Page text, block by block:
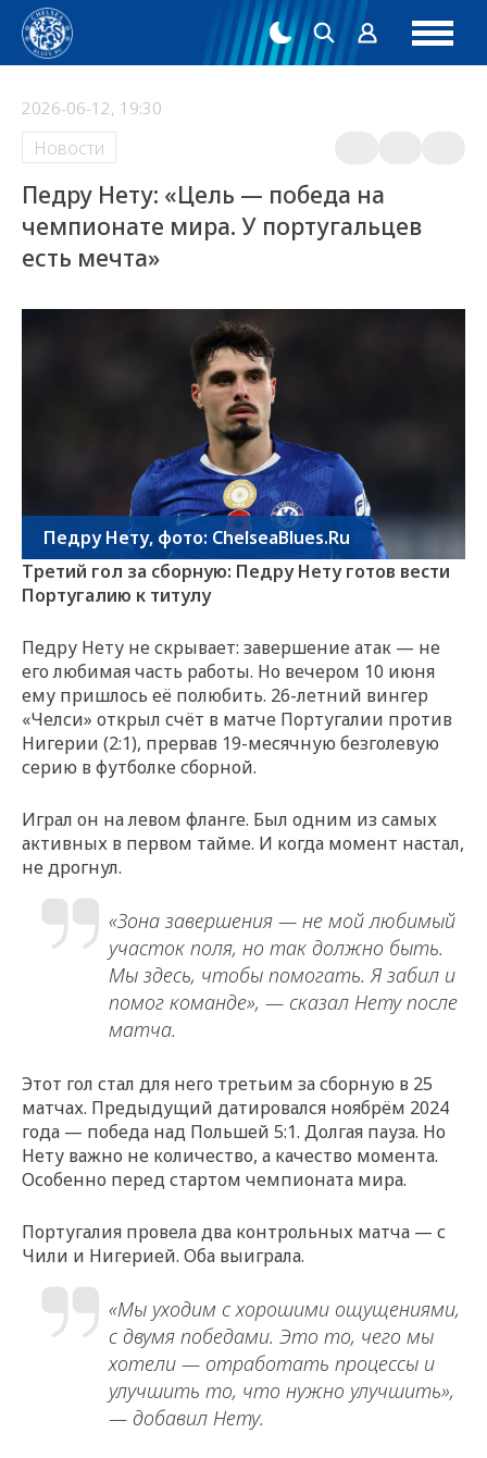
2026-06-12, 19:30
Новости
Педру Нету: «Цель — победа на
чемпионате мира. У португальцев
есть мечта»
Педру Нету, фото: ChelseaBlues.Ru
Третий гол за сборную: Педру Нету готов вести
Португалию к титулу
Педру Нету не скрывает: завершение атак — не
его любимая часть работы. Но вечером 10 июня
ему пришлось её полюбить. 26-летний вингер
«Челси» открыл счёт в матче Португалии против
Нигерии (2:1), прервав 19-месячную безголевую
серию в футболке сборной.
Играл он на левом фланге. Был одним из самых
активных в первом тайме. И когда момент настал,
не дрогнул.
«Зона завершения — не мой любимый
участок поля, но так должно быть.
Мы здесь, чтобы помогать. Я забил и
помог команде», — сказал Нету после
матча.
Этот гол стал для него третьим за сборную в 25
матчах. Предыдущий датировался ноябрём 2024
года — победа над Польшей 5:1. Долгая пауза. Но
Нету важно не количество, а качество момента.
Особенно перед стартом чемпионата мира.
Португалия провела два контрольных матча — с
Чили и Нигерией. Оба выиграла.
«Мы уходим с хорошими ощущениями,
с двумя победами. Это то, чего мы
хотели — отработать процессы и
улучшить то, что нужно улучшить»,
— добавил Нету.